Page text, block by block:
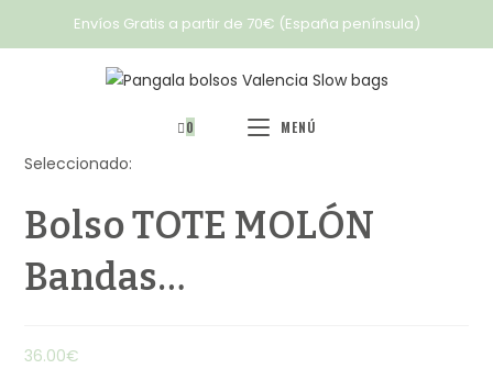
Envíos Gratis a partir de 70€ (España península)
0 MENÚ
Seleccionado:
Bolso TOTE MOLÓN
Bandas…
36.00€